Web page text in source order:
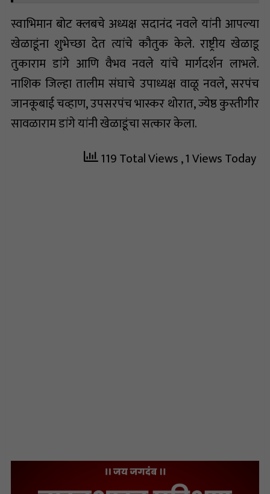
स्वाभिमान बोट क्लबचे अध्यक्ष सदानंद नवले यांनी आपल्या
खेळाडूंना शुभेच्छा देत त्यांचे कौतुक केले. राष्ट्रीय खेळाडू
तुकाराम डांगे आणि वैभव नवले यांचे मार्गदर्शन लाभले.
नाशिक जिल्हा तालीम संघाचे उपाध्यक्ष वाळू नवले, सरपंच
जानकूबाई चव्हाण, उपसरपंच भास्कर थोरात, ज्येष्ठ कुस्तीगीर
सावळाराम डांगे यांनी खेळाडूंचा सत्कार केला.
119 Total Views, 1 Views Today